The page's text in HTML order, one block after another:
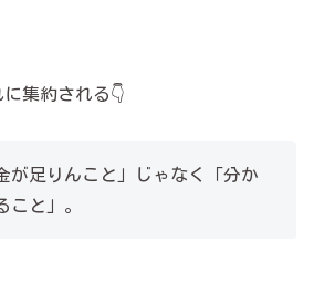
集約される👇
が足りんこと」じゃなく「分か
こと」。